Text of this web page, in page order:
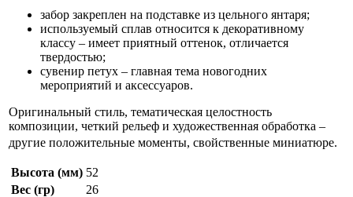
забор закреплен на подставке из цельного янтаря;
используемый сплав относится к декоративному
классу – имеет приятный оттенок, отличается
твердостью;
сувенир петух – главная тема новогодних
мероприятий и аксессуаров.
Оригинальный стиль, тематическая целостность
композиции, четкий рельеф и художественная обработка –
другие положительные моменты, свойственные миниатюре.
Высота (мм) 52
Вес (гр)
26